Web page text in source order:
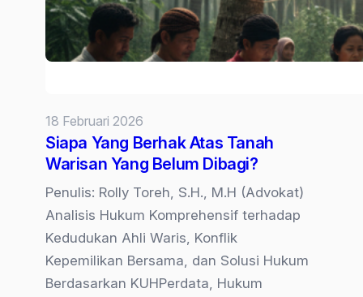
18 Februari 2026
Siapa Yang Berhak Atas Tanah
Warisan Yang Belum Dibagi?
Penulis: Rolly Toreh, S.H., M.H (Advokat)
Analisis Hukum Komprehensif terhadap
Kedudukan Ahli Waris, Konflik
Kepemilikan Bersama, dan Solusi Hukum
Berdasarkan KUHPerdata, Hukum